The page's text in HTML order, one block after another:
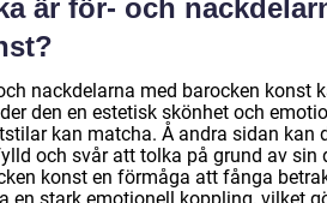
är för- och
nackdelarna med barocken konst
den en estetisk skönhet och
kan matcha. Å andra sidan kan
och svår att tolka på grund av sin
konst en förmåga att fånga